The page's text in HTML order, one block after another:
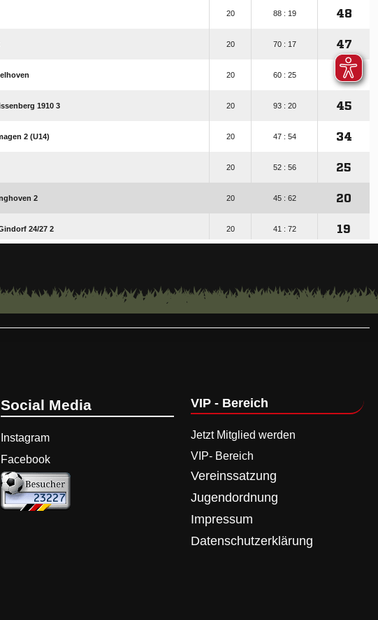
Social Media
Instagram
Facebook
VIP - Bereich
Jetzt Mitglied werden
VIP- Bereich
Vereinssatzung
Jugendordnung
Impressum
Datenschutzerklärung